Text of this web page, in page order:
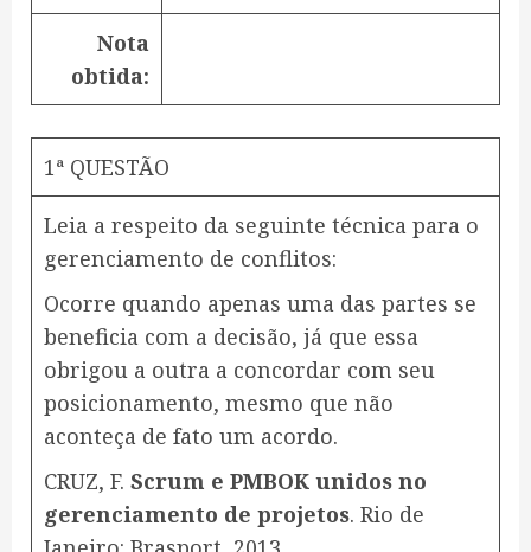
Nota
obtida:
1ª QUESTÃO
Leia a respeito da seguinte técnica para o
gerenciamento de conflitos:
Ocorre quando apenas uma das partes se
beneficia com a decisão, já que essa
obrigou a outra a concordar com seu
posicionamento, mesmo que não
aconteça de fato um acordo.
CRUZ, F. Scrum e PMBOK unidos no
gerenciamento de projetos. Rio de